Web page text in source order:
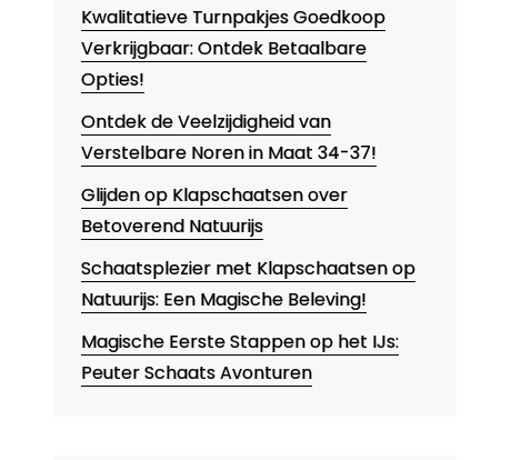
Kwalitatieve Turnpakjes Goedkoop
Verkrijgbaar: Ontdek Betaalbare
Opties!
Ontdek de Veelzijdigheid van
Verstelbare Noren in Maat 34-37!
Glijden op Klapschaatsen over
Betoverend Natuurijs
Schaatsplezier met Klapschaatsen op
Natuurijs: Een Magische Beleving!
Magische Eerste Stappen op het IJs:
Peuter Schaats Avonturen